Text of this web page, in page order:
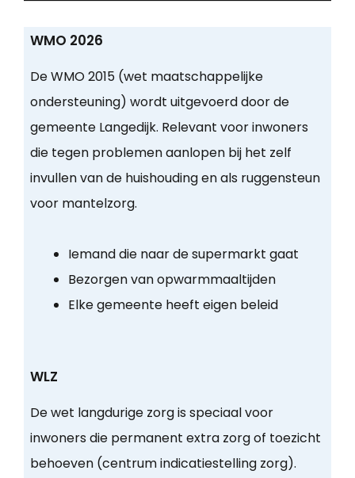
WMO 2026
De WMO 2015 (wet maatschappelijke
ondersteuning) wordt uitgevoerd door de
gemeente Langedijk. Relevant voor inwoners
die tegen problemen aanlopen bij het zelf
invullen van de huishouding en als ruggensteun
voor mantelzorg.
Iemand die naar de supermarkt gaat
Bezorgen van opwarmmaaltijden
Elke gemeente heeft eigen beleid
WLZ
De wet langdurige zorg is speciaal voor
inwoners die permanent extra zorg of toezicht
behoeven (centrum indicatiestelling zorg).